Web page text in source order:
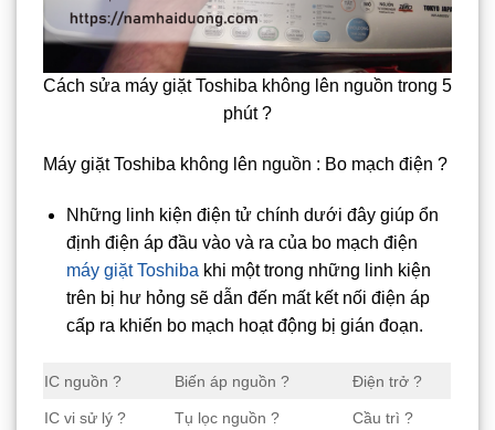
Cách sửa máy giặt Toshiba không lên nguồn trong 5
phút ?
Máy giặt Toshiba không lên nguồn : Bo mạch điện ?
Những linh kiện điện tử chính dưới đây giúp ổn
định điện áp đầu vào và ra của bo mạch điện
máy giặt Toshiba khi một trong những linh kiện
trên bị hư hỏng sẽ dẫn đến mất kết nối điện áp
cấp ra khiến bo mạch hoạt động bị gián đoạn.
IC nguồn ? Biến áp nguồn ? Điện trở ?
IC vi sử lý ? Tụ lọc nguồn ? Cầu trì ?